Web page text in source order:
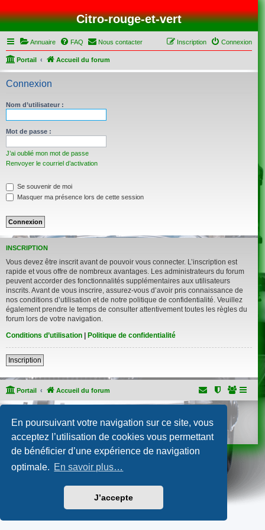
En poursuivant votre navigation sur ce site, vous
acceptez l’utilisation de cookies vous permettant
de bénéficier d’une expérience de navigation
optimale. En savoir plus…
J’accepte
Citro-rouge-et-vert
Annuaire FAQ Nous contacter Connexion
Inscription
Portail Accueil du forum
Connexion
Nom d’utilisateur :
Mot de passe :
J’ai oublié mon mot de passe
Renvoyer le courriel d’activation
Se souvenir de moi
Masquer ma présence lors de cette session
INSCRIPTION
Vous devez être inscrit avant de pouvoir vous connecter. L’inscription est
rapide et vous offre de nombreux avantages. Les administrateurs du forum
peuvent accorder des fonctionnalités supplémentaires aux utilisateurs
inscrits. Avant de vous inscrire, assurez-vous d’avoir pris connaissance de
nos conditions d’utilisation et de notre politique de confidentialité. Veuillez
également prendre le temps de consulter attentivement toutes les règles du
forum lors de votre navigation.
Conditions d’utilisation | Politique de confidentialité
Inscription
Portail Accueil du forum
Traduction française officielle©Qiaeru
Confidentialité |